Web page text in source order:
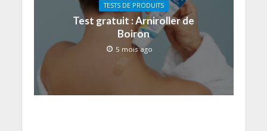
TESTS DE PRODUITS
Test gratuit : Arniroller de
Boiron
5 mois ago